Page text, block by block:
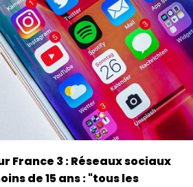
France 3 : Réseaux sociaux
de 15 ans : "tous les